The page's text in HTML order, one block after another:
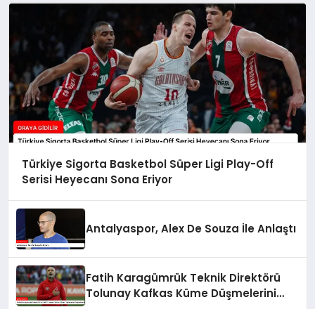
Türkiye Sigorta Basketbol Süper Ligi Play-Off
Serisi Heyecanı Sona Eriyor
Antalyaspor, Alex De Souza İle Anlaştı
Fatih Karagümrük Teknik Direktörü
Tolunay Kafkas Küme Düşmelerini